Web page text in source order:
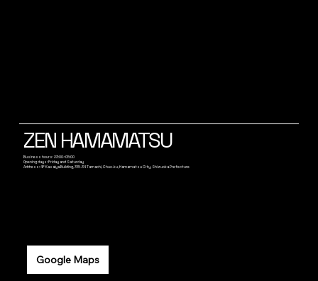
Google Maps
ZEN HAMAMATSU
Business hours: 23:00~05:00
Opening days: Friday and Saturday
Address: 4F Kasaiya Building, 315-34 Tamachi, Chuo-ku, Hamamatsu City, Shizuoka Prefecture